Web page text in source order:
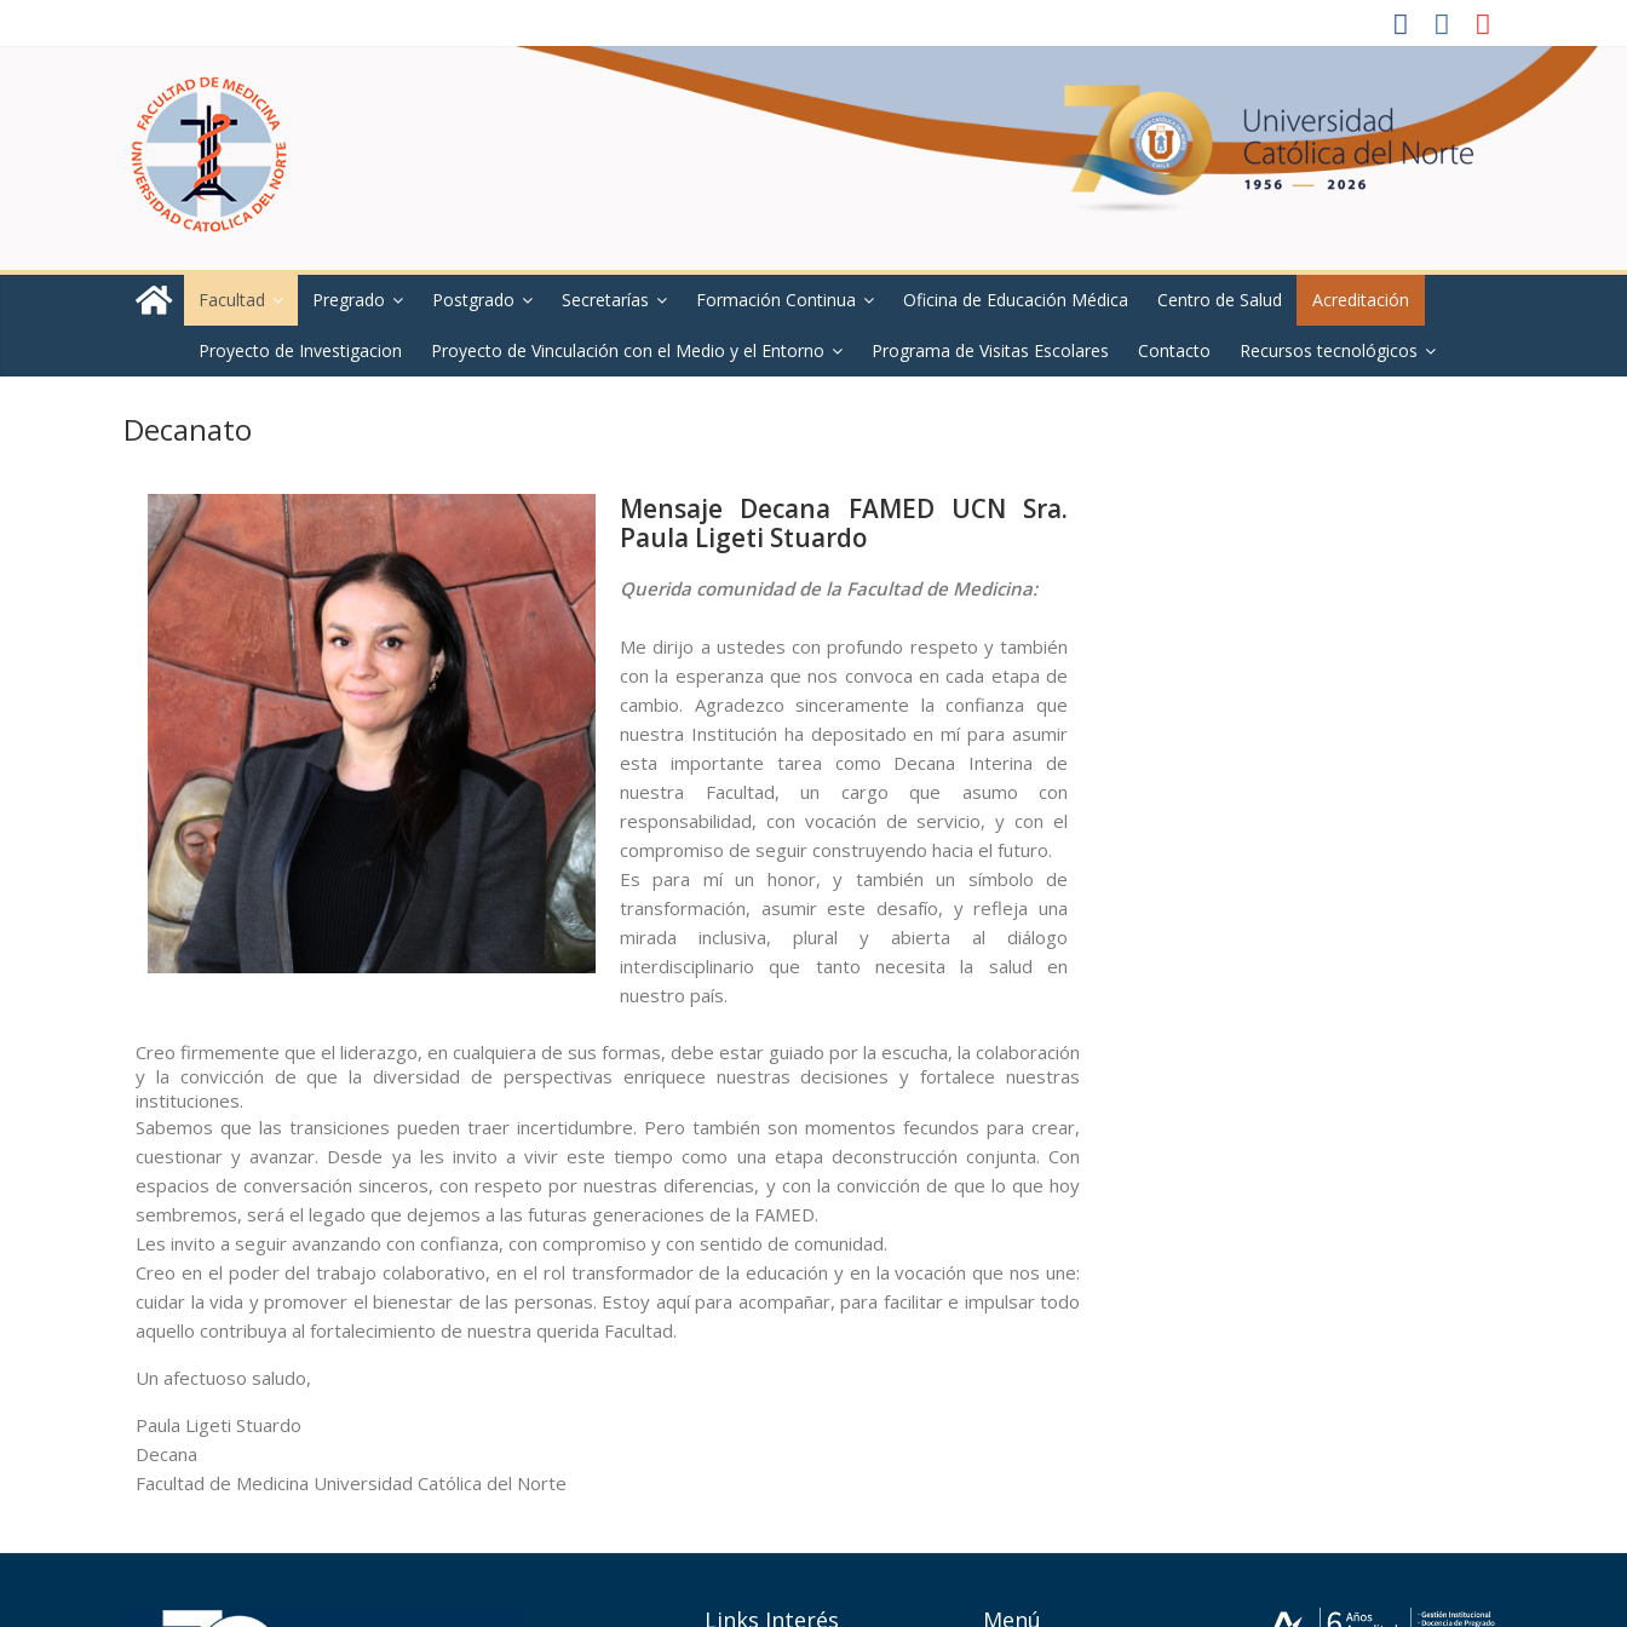
Facultad Pregrado Postgrado Secretarías Formación Continua Oficina de Educación Médica Centro de Salud Acreditación
Proyecto de Investigacion Proyecto de Vinculación con el Medio y el Entorno Programa de Visitas Escolares Contacto Recursos tecnológicos
Decanato
Mensaje Decana FAMED UCN Sra.
Paula Ligeti Stuardo
Querida comunidad de la Facultad de Medicina:
Me dirijo a ustedes con profundo respeto y también
con la esperanza que nos convoca en cada etapa de
cambio. Agradezco sinceramente la confianza que
nuestra Institución ha depositado en mí para asumir
esta importante tarea como Decana Interina de
nuestra Facultad, un cargo que asumo con
responsabilidad, con vocación de servicio, y con el
compromiso de seguir construyendo hacia el futuro.
Es para mí un honor, y también un símbolo de
transformación, asumir este desafío, y refleja una
mirada inclusiva, plural y abierta al diálogo
interdisciplinario que tanto necesita la salud en
nuestro país.
Creo firmemente que el liderazgo, en cualquiera de sus formas, debe estar guiado por la escucha, la colaboración
y la convicción de que la diversidad de perspectivas enriquece nuestras decisiones y fortalece nuestras
instituciones.
Sabemos que las transiciones pueden traer incertidumbre. Pero también son momentos fecundos para crear,
cuestionar y avanzar. Desde ya les invito a vivir este tiempo como una etapa deconstrucción conjunta. Con
espacios de conversación sinceros, con respeto por nuestras diferencias, y con la convicción de que lo que hoy
sembremos, será el legado que dejemos a las futuras generaciones de la FAMED.
Les invito a seguir avanzando con confianza, con compromiso y con sentido de comunidad.
Creo en el poder del trabajo colaborativo, en el rol transformador de la educación y en la vocación que nos une:
cuidar la vida y promover el bienestar de las personas. Estoy aquí para acompañar, para facilitar e impulsar todo
aquello contribuya al fortalecimiento de nuestra querida Facultad.
Un afectuoso saludo,
Paula Ligeti Stuardo
Decana
Facultad de Medicina Universidad Católica del Norte
Links Interés Menú